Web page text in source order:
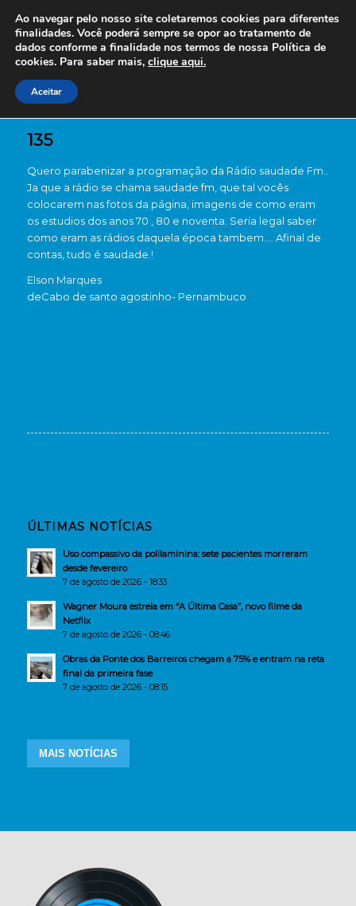
135
Quero parabenizar a programação da Rádio saudade Fm..
Ja que a rádio se chama saudade fm, que tal vocês
colocarem nas fotos da página, imagens de como eram
os estudios dos anos 70 , 80 e noventa. Seria legal saber
como eram as rádios daquela época tambem…. Afinal de
contas, tudo é saudade.!
Elson Marques
deCabo de santo agostinho- Pernambuco
ÚLTIMAS NOTÍCIAS
Uso compassivo da polilaminina: sete pacientes morreram
desde fevereiro
7 de agosto de 2026 - 18:33
Wagner Moura estreia em “A Última Casa”, novo filme da
Netflix
7 de agosto de 2026 - 08:46
Obras da Ponte dos Barreiros chegam a 75% e entram na reta
final da primeira fase
7 de agosto de 2026 - 08:15
MAIS NOTÍCIAS
Ao navegar pelo nosso site coletaremos cookies para diferentes
finalidades. Você poderá sempre se opor ao tratamento de
dados conforme a finalidade nos termos de nossa Política de
cookies. Para saber mais, clique aqui.
Aceitar